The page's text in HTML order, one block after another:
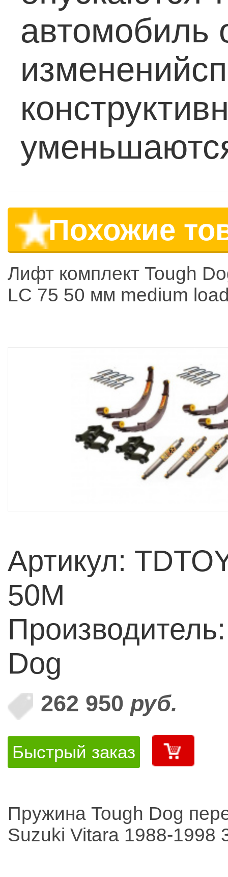
автомобиль
Похожие
Лифт комплект Tough
LC 75 50 мм medium
Артикул:
50M
Dog
262 950 руб.
Быстрый заказ
Пружина Tough Dog
Suzuki Vitara 1988-1998